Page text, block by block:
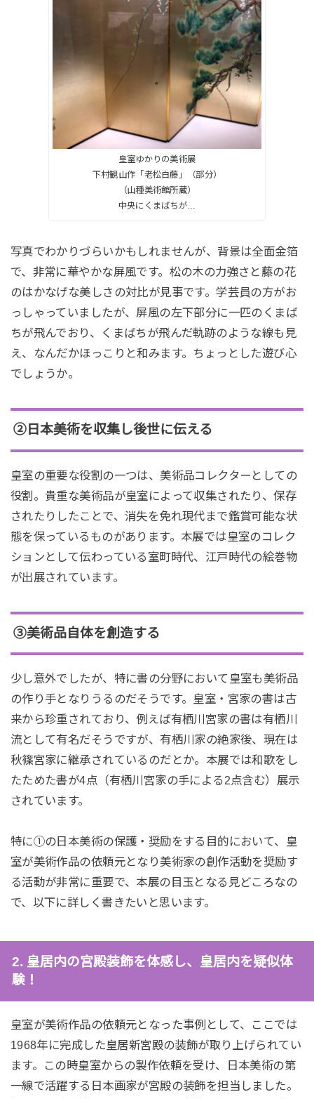
皇室ゆかりの美術展
下村観山作「老松白藤」（部分）
（山種美術館所蔵）
中央にくまばちが…
写真でわかりづらいかもしれませんが、背景は全面金箔
で、非常に華やかな屏風です。松の木の力強さと藤の花
のはかなげな美しさの対比が見事です。学芸員の方がお
っしゃっていましたが、屏風の左下部分に一匹のくまば
ちが飛んでおり、くまばちが飛んだ軌跡のような線も見
え、なんだかほっこりと和みます。ちょっとした遊び心
でしょうか。
②日本美術を収集し後世に伝える
皇室の重要な役割の一つは、美術品コレクターとしての
役割。貴重な美術品が皇室によって収集されたり、保存
されたりしたことで、消失を免れ現代まで鑑賞可能な状
態を保っているものがあります。本展では皇室のコレク
ションとして伝わっている室町時代、江戸時代の絵巻物
が出展されています。
③美術品自体を創造する
少し意外でしたが、特に書の分野において皇室も美術品
の作り手となりうるのだそうです。皇室・宮家の書は古
来から珍重されており、例えば有栖川宮家の書は有栖川
流として有名だそうですが、有栖川家の絶家後、現在は
秋篠宮家に継承されているのだとか。本展では和歌をし
たためた書が4点（有栖川宮家の手による2点含む）展示
されています。
特に①の日本美術の保護・奨励をする目的において、皇
室が美術作品の依頼元となり美術家の創作活動を奨励す
る活動が非常に重要で、本展の目玉となる見どころなの
で、以下に詳しく書きたいと思います。
2. 皇居内の宮殿装飾を体感し、皇居内を疑似体
験！
皇室が美術作品の依頼元となった事例として、ここでは
1968年に完成した皇居新宮殿の装飾が取り上げられてい
ます。この時皇室からの製作依頼を受け、日本美術の第
一線で活躍する日本画家が宮殿の装飾を担当しました。